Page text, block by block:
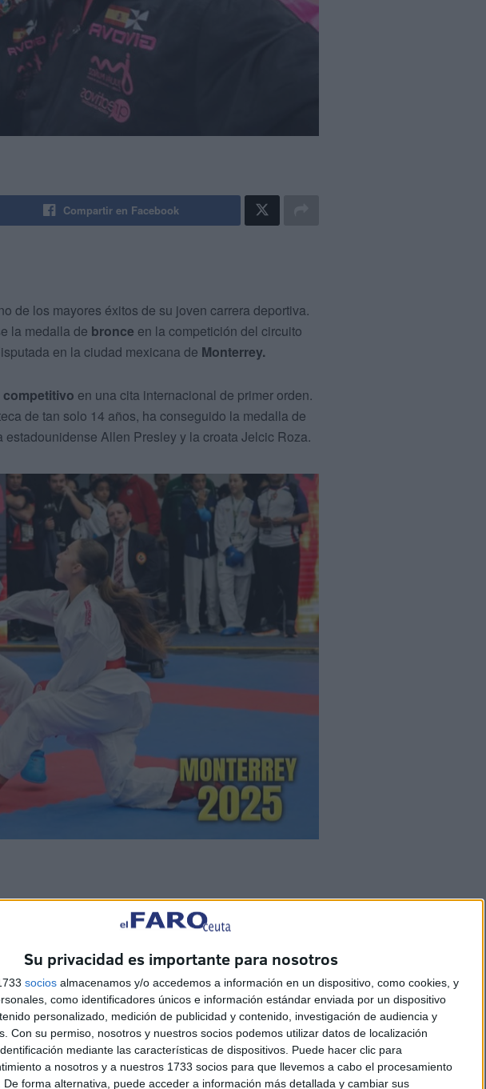
Su privacidad es importante para nosotros
socios almacenamos y/o accedemos a información en un dispositivo, como cookies, y
como identificadores únicos e información estándar enviada por un dispositivo
personalizado, medición de publicidad y contenido, investigación de audiencia y
Con su permiso, nosotros y nuestros socios podemos utilizar datos de localización
mediante las características de dispositivos. Puede hacer clic para
a nosotros y a nuestros 1733 socios para que llevemos a cabo el procesamiento
forma alternativa, puede acceder a información más detallada y cambiar sus
Compartir en Facebook
de los mayores éxitos de su joven carrera deportiva.
la medalla de bronce en la competición del circuito
en la ciudad mexicana de Monterrey.
en una cita internacional de primer orden.
de tan solo 14 años, ha conseguido la medalla de
Allen Presley y la croata Jelcic Roza.
llegar hasta semifinales tras derrotar sus rivales
En la ronda previa a la final se enfrentó a Allen
campeona de la categoría.